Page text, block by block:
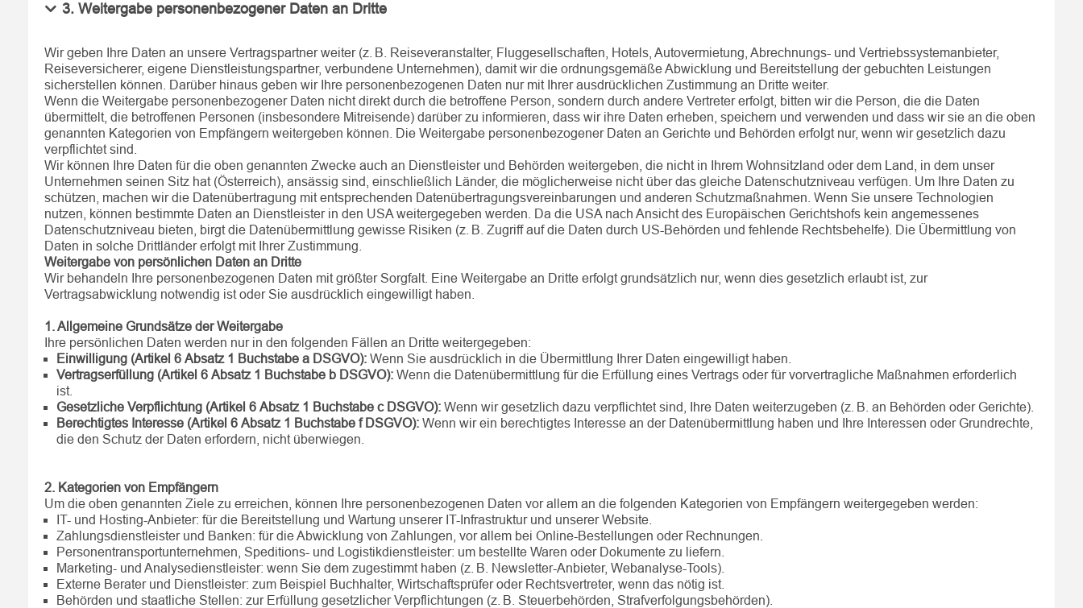
3. Weitergabe personenbezogener Daten an Dritte
Wir geben Ihre Daten an unsere Vertragspartner weiter (z. B. Reiseveranstalter, Fluggesellschaften, Hotels, Autovermietung, Abrechnungs- und Vertriebssystemanbieter,
Reiseversicherer, eigene Dienstleistungspartner, verbundene Unternehmen), damit wir die ordnungsgemäße Abwicklung und Bereitstellung der gebuchten Leistungen
sicherstellen können. Darüber hinaus geben wir Ihre personenbezogenen Daten nur mit Ihrer ausdrücklichen Zustimmung an Dritte weiter.
Wenn die Weitergabe personenbezogener Daten nicht direkt durch die betroffene Person, sondern durch andere Vertreter erfolgt, bitten wir die Person, die die Daten
übermittelt, die betroffenen Personen (insbesondere Mitreisende) darüber zu informieren, dass wir ihre Daten erheben, speichern und verwenden und dass wir sie an die oben
genannten Kategorien von Empfängern weitergeben können. Die Weitergabe personenbezogener Daten an Gerichte und Behörden erfolgt nur, wenn wir gesetzlich dazu
verpflichtet sind.
Wir können Ihre Daten für die oben genannten Zwecke auch an Dienstleister und Behörden weitergeben, die nicht in Ihrem Wohnsitzland oder dem Land, in dem unser
Unternehmen seinen Sitz hat (Österreich), ansässig sind, einschließlich Länder, die möglicherweise nicht über das gleiche Datenschutzniveau verfügen. Um Ihre Daten zu
schützen, machen wir die Datenübertragung mit entsprechenden Datenübertragungsvereinbarungen und anderen Schutzmaßnahmen. Wenn Sie unsere Technologien
nutzen, können bestimmte Daten an Dienstleister in den USA weitergegeben werden. Da die USA nach Ansicht des Europäischen Gerichtshofs kein angemessenes
Datenschutzniveau bieten, birgt die Datenübermittlung gewisse Risiken (z. B. Zugriff auf die Daten durch US-Behörden und fehlende Rechtsbehelfe). Die Übermittlung von
Daten in solche Drittländer erfolgt mit Ihrer Zustimmung.
Weitergabe von persönlichen Daten an Dritte
Wir behandeln Ihre personenbezogenen Daten mit größter Sorgfalt. Eine Weitergabe an Dritte erfolgt grundsätzlich nur, wenn dies gesetzlich erlaubt ist, zur
Vertragsabwicklung notwendig ist oder Sie ausdrücklich eingewilligt haben.
1. Allgemeine Grundsätze der Weitergabe
Ihre persönlichen Daten werden nur in den folgenden Fällen an Dritte weitergegeben:
Einwilligung (Artikel 6 Absatz 1 Buchstabe a DSGVO): Wenn Sie ausdrücklich in die Übermittlung Ihrer Daten eingewilligt haben.
Vertragserfüllung (Artikel 6 Absatz 1 Buchstabe b DSGVO): Wenn die Datenübermittlung für die Erfüllung eines Vertrags oder für vorvertragliche Maßnahmen erforderlich
ist.
Gesetzliche Verpflichtung (Artikel 6 Absatz 1 Buchstabe c DSGVO): Wenn wir gesetzlich dazu verpflichtet sind, Ihre Daten weiterzugeben (z. B. an Behörden oder Gerichte).
Berechtigtes Interesse (Artikel 6 Absatz 1 Buchstabe f DSGVO): Wenn wir ein berechtigtes Interesse an der Datenübermittlung haben und Ihre Interessen oder Grundrechte,
die den Schutz der Daten erfordern, nicht überwiegen.
2. Kategorien von Empfängern
Um die oben genannten Ziele zu erreichen, können Ihre personenbezogenen Daten vor allem an die folgenden Kategorien von Empfängern weitergegeben werden:
IT- und Hosting-Anbieter: für die Bereitstellung und Wartung unserer IT-Infrastruktur und unserer Website.
Zahlungsdienstleister und Banken: für die Abwicklung von Zahlungen, vor allem bei Online-Bestellungen oder Rechnungen.
Personentransportunternehmen, Speditions- und Logistikdienstleister: um bestellte Waren oder Dokumente zu liefern.
Marketing- und Analysedienstleister: wenn Sie dem zugestimmt haben (z. B. Newsletter-Anbieter, Webanalyse-Tools).
Externe Berater und Dienstleister: zum Beispiel Buchhalter, Wirtschaftsprüfer oder Rechtsvertreter, wenn das nötig ist.
Behörden und staatliche Stellen: zur Erfüllung gesetzlicher Verpflichtungen (z. B. Steuerbehörden, Strafverfolgungsbehörden).